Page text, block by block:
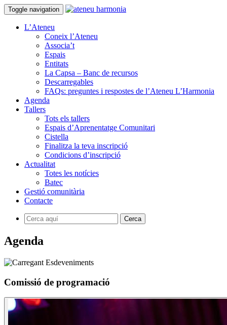
Toggle navigation
L’Ateneu
Coneix l’Ateneu
Associa’t
Espais
Entitats
La Capsa – Banc de recursos
Descarregables
FAQs: preguntes i respostes de l’Ateneu L’Harmonia
Agenda
Tallers
Tots els tallers
Espais d’Aprenentatge Comunitari
Cistella
Finalitza la teva inscripció
Condicions d’inscripció
Actualitat
Totes les notícies
Batec
Gestió comunitària
Contacte
Agenda
Comissió de programació